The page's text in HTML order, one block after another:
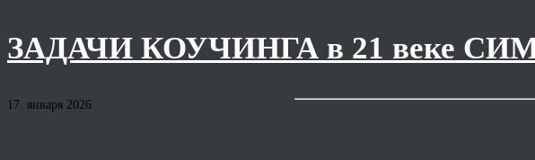
ЗАДАЧИ КОУЧИНГА в 21 веке
17. января 2026